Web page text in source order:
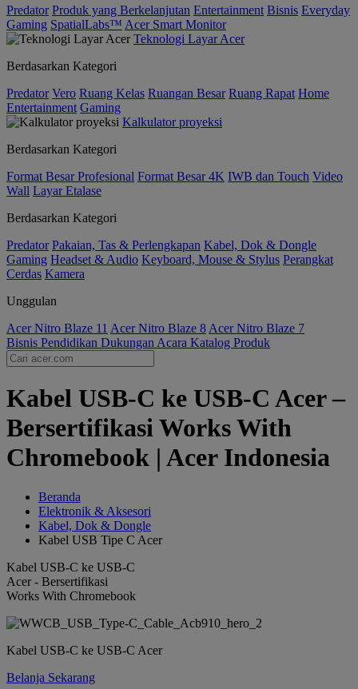
Predator Produk yang Berkelanjutan Entertainment Bisnis Everyday
Gaming SpatialLabs™ Acer Smart Monitor
Teknologi Layar Acer
Berdasarkan Kategori
Predator Vero Ruang Kelas Ruangan Besar Ruang Rapat Home
Entertainment Gaming
Kalkulator proyeksi
Berdasarkan Kategori
Format Besar Profesional Format Besar 4K IWB dan Touch Video
Wall Layar Etalase
Berdasarkan Kategori
Predator Pakaian, Tas & Perlengkapan Kabel, Dok & Dongle
Gaming Headset & Audio Keyboard, Mouse & Stylus Perangkat
Cerdas Kamera
Unggulan
Acer Nitro Blaze 11 Acer Nitro Blaze 8 Acer Nitro Blaze 7
Bisnis Pendidikan Dukungan Acara Katalog Produk
Kabel USB-C ke USB-C Acer –
Bersertifikasi Works With
Chromebook | Acer Indonesia
Beranda
Elektronik & Aksesori
Kabel, Dok & Dongle
Kabel USB Tipe C Acer
Kabel USB-C ke USB-C
Acer - Bersertifikasi
Works With Chromebook
Kabel USB-C ke USB-C Acer
Belanja Sekarang